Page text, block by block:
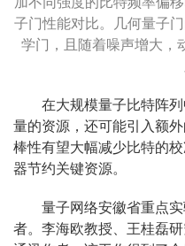
子门性能对比。几何量子
学门，且随着噪声增大，
在大规模量子比特阵
量的资源，还可能引入额
棒性有望大幅减少比特的
器节约关键资源。
量子网络安徽省重点
者。李海欧教授、王桂磊